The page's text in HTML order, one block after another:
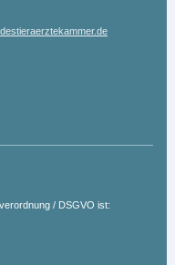
/ DSGVO ist: